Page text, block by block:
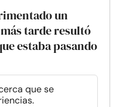
un
tarde resultó
estaba pasando
que se